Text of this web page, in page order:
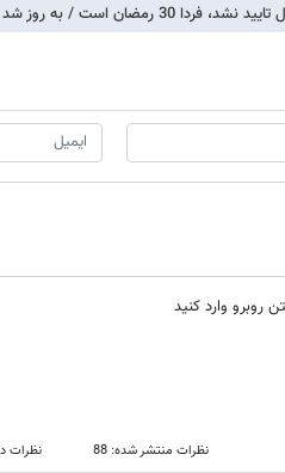
30 رمضان است / به روز شد
روبرو وارد کنید
نظرات منتشر شده: 88 نظرات